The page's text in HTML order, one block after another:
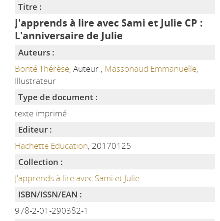
Titre :
J'apprends à lire avec Sami et Julie CP :
L'anniversaire de Julie
Auteurs :
Bonté Thérèse, Auteur ; Massonaud Emmanuelle,
Illustrateur
Type de document :
texte imprimé
Editeur :
Hachette Education, 20170125
Collection :
J'apprends à lire avec Sami et Julie
ISBN/ISSN/EAN :
978-2-01-290382-1